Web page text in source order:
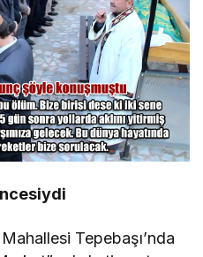
Tepebaşı’nda